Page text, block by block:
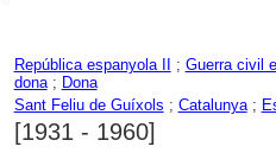
República espanyola II ; Guerra civil
dona; Dona
Sant Feliu de Guíxols ; Catalunya;
[1931 - 1960]